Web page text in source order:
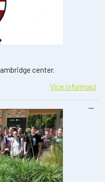
center.
Více informací